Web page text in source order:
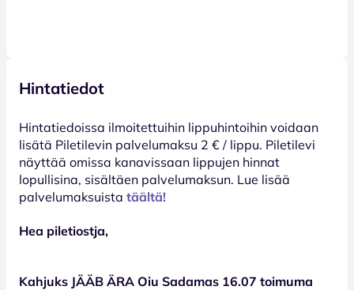
Hintatiedot
Hinta­tiedoissa ilmoitettuihin lippuhintoihin voidaan
lisätä Piletilevin palvelumaksu 2 € / lippu. Piletilevi
näyttää omissa kanavissaan lippujen hinnat
lopullisina, sisältäen palvelumaksun. Lue lisää
palvelumaksuista täältä!
Hea piletiostja,
Kahjuks JÄÄB ÄRA Oiu Sadamas 16.07 toimuma